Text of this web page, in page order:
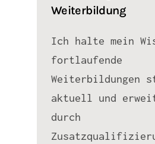
Weiterbildung
Ich halte mein
fortlaufende
Weiterbildungen
aktuell und
durch